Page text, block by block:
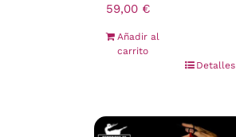
59,00 €
Añadir al
carrito
Detalles